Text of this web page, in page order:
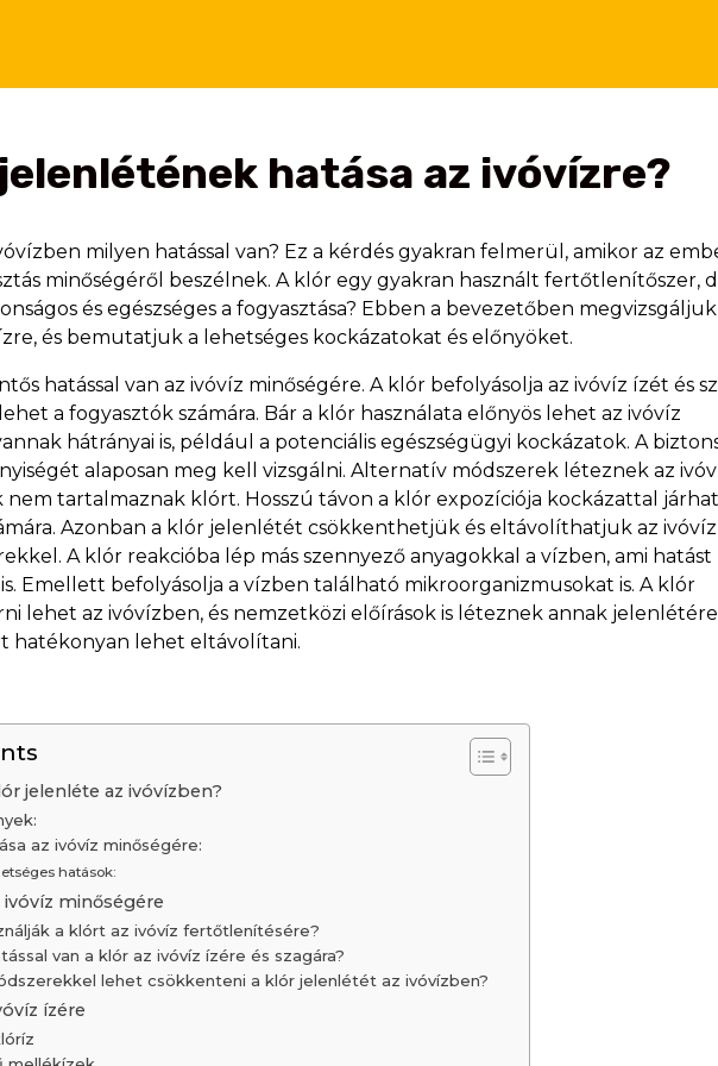
hatása az ivóvízre?
milyen hatással van? Ez a kérdés gyakran felmerül, amikor az
minőségéről beszélnek. A klór egy gyakran használt fertőtlenítőszer,
és egészséges a fogyasztása? Ebben a bevezetőben
és bemutatjuk a lehetséges kockázatokat és előnyöket.
hatással van az ivóvíz minőségére. A klór befolyásolja az ivóvíz ízét és
a fogyasztók számára. Bár a klór használata előnyös lehet az ivóvíz
hátrányai is, például a potenciális egészségügyi kockázatok. A
alaposan meg kell vizsgálni. Alternatív módszerek léteznek az
nem tartalmaznak klórt. Hosszú távon a klór expozíciója kockázattal
Azonban a klór jelenlétét csökkenthetjük és eltávolíthatjuk az
A klór reakcióba lép más szennyező anyagokkal a vízben, ami hatást
Emellett befolyásolja a vízben található mikroorganizmusokat is. A klór
lehet az ivóvízben, és nemzetközi előírások is léteznek annak jelenlétére
hatékonyan lehet eltávolítani.
jelenléte az ivóvízben?
az ivóvíz minőségére:
hatások:
ivóvíz minőségére
a klórt az ivóvíz fertőtlenítésére?
van a klór az ivóvíz ízére és szagára?
lehet csökkenteni a klór jelenlétét az ivóvízben?
ízére